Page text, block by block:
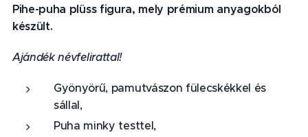
Pihe-puha plüss figura, mely prémium anyagokból
készült.
Ajándék névfelirattal!
Gyönyörű, pamutvászon fülecskékkel és
sállal,
Puha minky testtel,